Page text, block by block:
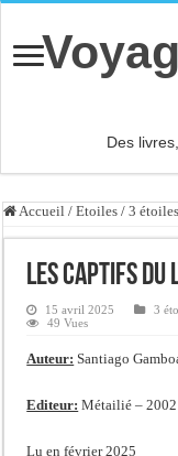
Des
Accueil / Etoiles / 3 étoiles
Les captifs du
15 avril 2025 3
49 Vues
Auteur: Santiago
Editeur: Métailié – 2002
Lu en février 2025